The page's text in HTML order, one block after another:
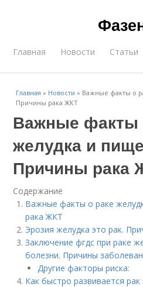
Главная Новости Статьи
Главная » Новости » Важные факты о
Причины рака ЖКТ
Важные факты
желудка и
Причины рака
Содержание
Важные факты о раке
рака ЖКТ
Эрозия желудка это рак.
Заключение фгдс при раке
болезни. Причины
Другие факторы риска:
Как быстро развивается